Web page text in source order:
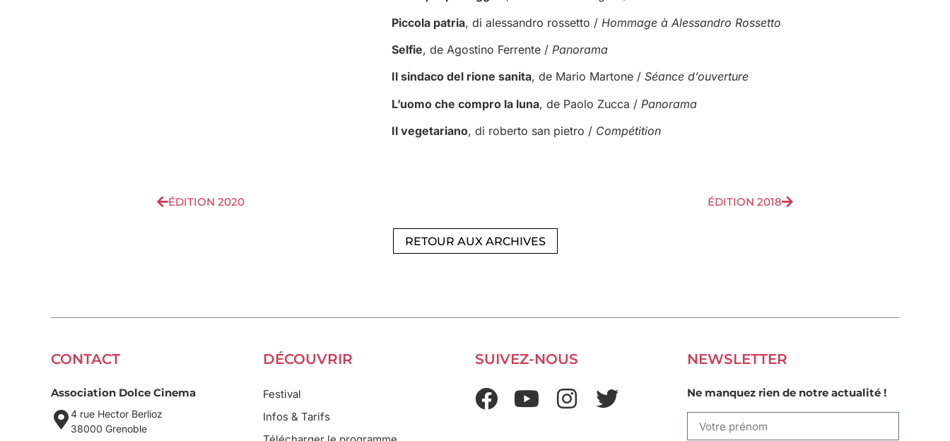
Piccola patria, di alessandro rossetto / Hommage à Alessandro Rossetto
Selfie, de Agostino Ferrente / Panorama
Il sindaco del rione sanita, de Mario Martone / Séance d’ouverture
L’uomo che compro la luna, de Paolo Zucca / Panorama
Il vegetariano, di roberto san pietro / Compétition
ÉDITION 2020 ÉDITION 2018
RETOUR AUX ARCHIVES
CONTACT
Association Dolce Cinema
4 rue Hector Berlioz
38000 Grenoble
DÉCOUVRIR
Festival
Infos & Tarifs
SUIVEZ-NOUS NEWSLETTER
Ne manquez rien de notre actualité !